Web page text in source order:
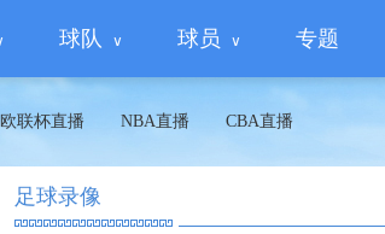
球队 球员 专题
欧联杯直播 NBA直播 CBA直播
足球录像